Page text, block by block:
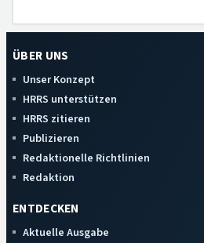
ÜBER UNS
Unser Konzept
HRRS unterstützen
HRRS zitieren
Publizieren
Redaktionelle Richtlinien
Redaktion
ENTDECKEN
Aktuelle Ausgabe